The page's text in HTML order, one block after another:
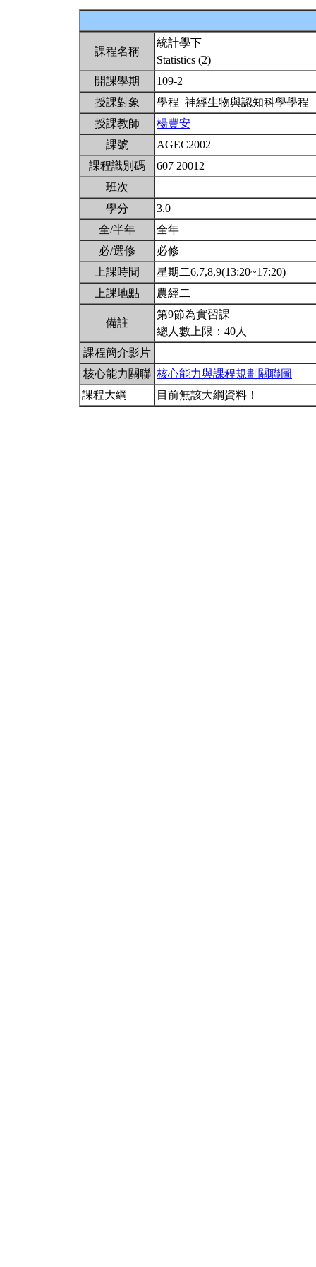
課程名稱
統計學下
Statistics (2)
開課學期
109-2
授課對象
學程 神經生物與認知科學學程
授課教師
楊豐安
課號
AGEC2002
課程識別碼
607 20012
班次
學分
3.0
全/半年
全年
必/選修
必修
上課時間
星期二6,7,8,9(13:20~17:20)
上課地點
農經二
備註
第9節為實習課
總人數上限：40人
課程簡介影片
核心能力關聯 核心能力與課程規劃關聯圖
課程大綱
目前無該大綱資料！